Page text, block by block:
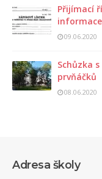
Přijímací
informace
09.06.2020
Schůzka
prvňáčků
08.06.2020
Adresa školy